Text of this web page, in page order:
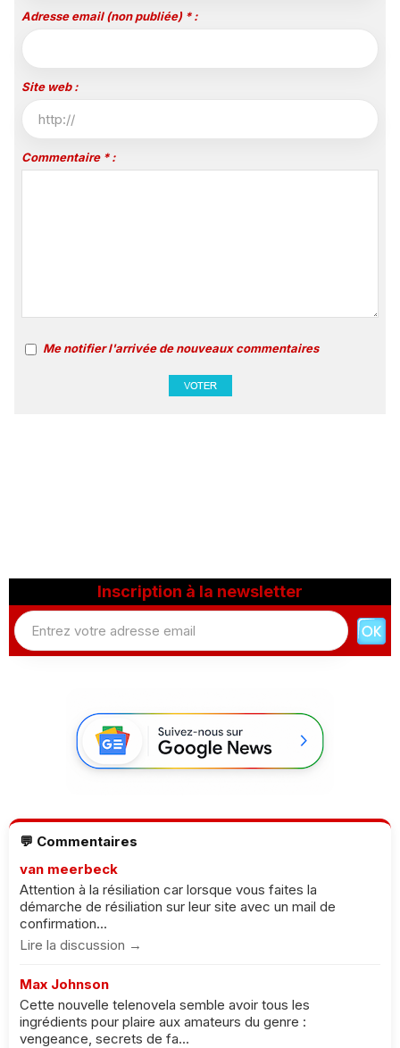
Adresse email (non publiée) * :
Site web :
Commentaire * :
Me notifier l'arrivée de nouveaux commentaires
Inscription à la newsletter
💬 Commentaires
van meerbeck
Attention à la résiliation car lorsque vous faites la
démarche de résiliation sur leur site avec un mail de
confirmation...
Lire la discussion →
Max Johnson
Cette nouvelle telenovela semble avoir tous les
ingrédients pour plaire aux amateurs du genre :
vengeance, secrets de fa...